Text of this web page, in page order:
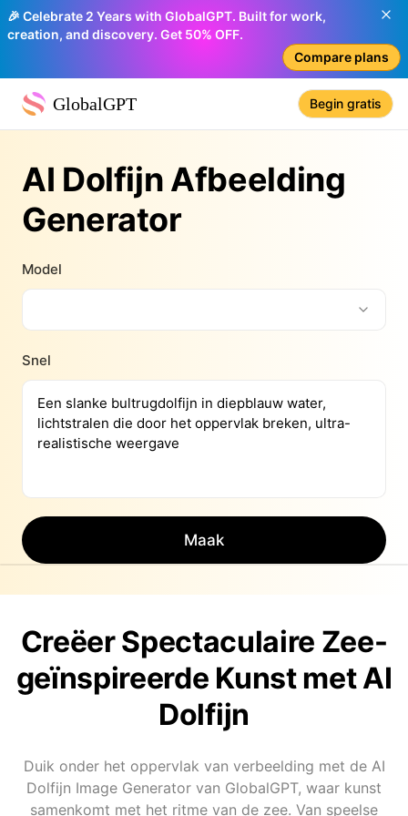
🎉 Celebrate 2 Years with GlobalGPT. Built for work,
creation, and discovery. Get 50% OFF.
Compare plans
GlobalGPT Begin gratis
AI Dolfijn Afbeelding
Generator
Model
Snel
Maak
Creëer Spectaculaire Zee-
geïnspireerde Kunst met AI
Dolfijn
Duik onder het oppervlak van verbeelding met de AI
Dolfijn Image Generator van GlobalGPT, waar kunst
samenkomt met het ritme van de zee. Van speelse